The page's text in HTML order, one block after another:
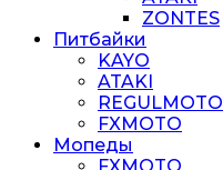
ZONTES
Питбайки
KAYO
ATAKI
REGULMOTO
FXMOTO
Мопеды